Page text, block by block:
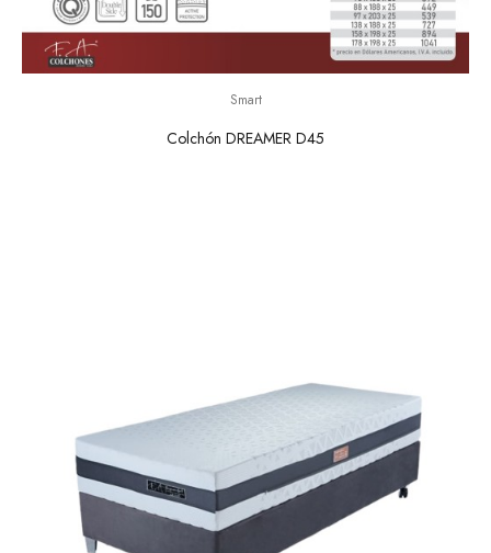
Smart
Colchón DREAMER D45